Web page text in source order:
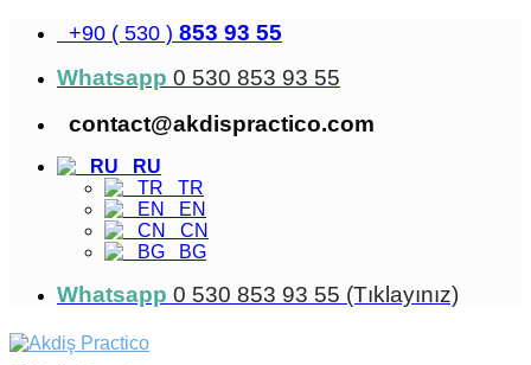
Skip
content
+90 ( 530 ) 853 93 55
Whatsapp 0 530 853 93 55
contact@akdispractico.com
RU
TR
EN
CN
BG
Whatsapp 0 530 853 93 55 (Tıklayınız)